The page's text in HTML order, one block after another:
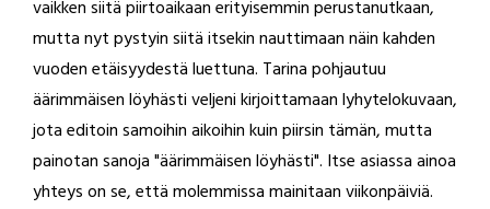
vaikken siitä piirtoaikaan erityisemmin perustanutkaan,
mutta nyt pystyin siitä itsekin nauttimaan näin kahden
vuoden etäisyydestä luettuna. Tarina pohjautuu
äärimmäisen löyhästi veljeni kirjoittamaan lyhytelokuvaan,
jota editoin samoihin aikoihin kuin piirsin tämän, mutta
painotan sanoja "äärimmäisen löyhästi". Itse asiassa ainoa
yhteys on se, että molemmissa mainitaan viikonpäiviä.